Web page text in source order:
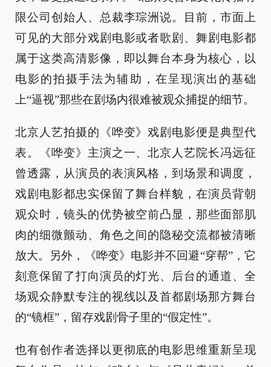
限公司创始人、总裁李琮洲说。目前，市面上
可见的大部分戏剧电影或者歌剧、舞剧电影都
属于这类高清影像，即以舞台本身为核心，以
电影的拍摄手法为辅助，在呈现演出的基础
上“逼视”那些在剧场内很难被观众捕捉的细节。
北京人艺拍摄的《哗变》戏剧电影便是典型代
表。《哗变》主演之一、北京人艺院长冯远征
曾透露，从演员的表演风格，到场景和调度，
戏剧电影都忠实保留了舞台样貌，在演员背朝
观众时，镜头的优势被空前凸显，那些面部肌
肉的细微颤动、角色之间的隐秘交流都被清晰
放大。另外，《哗变》电影并不回避“穿帮”，它
刻意保留了打向演员的灯光、后台的通道、全
场观众静默专注的视线以及首都剧场那方舞台
的“镜框”，留存戏剧骨子里的“假定性”。
也有创作者选择以更彻底的电影思维重新呈现